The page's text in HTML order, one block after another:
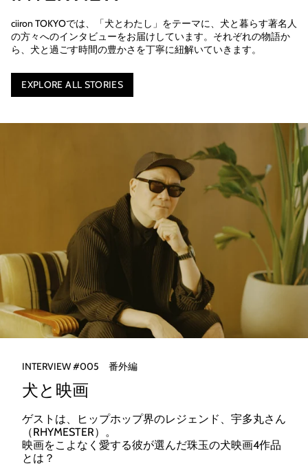
ciiron TOKYOでは、「犬とわたし」をテーマに、犬と暮らす著名人
の方々へのインタビューをお届けしています。それぞれの物語か
ら、犬と過ごす時間の豊かさを丁寧に紐解いていきます。
EXPLORE ALL STORIES
INTERVIEW #005 番外編
犬と映画
ゲストは、ヒップホップ界のレジェンド、宇多丸さん
（RHYMESTER）。
映画をこよなく愛する彼が選んだ珠玉の犬映画4作品
とは？